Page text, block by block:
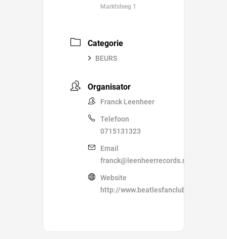
Marktsteeg 1
Categorie
BEURS
Organisator
Franck Leenheer
Telefoon
0715131323
Email
franck@leenheerrecords.nl
Website
http://www.beatlesfanclub.nl